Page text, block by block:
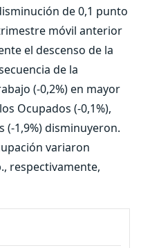
de 0,1 punto
móvil anterior
el descenso de la
de la
(-0,2%) en mayor
Ocupados (-0,1%),
(-1,9%) disminuyeron.
variaron
respectivamente,